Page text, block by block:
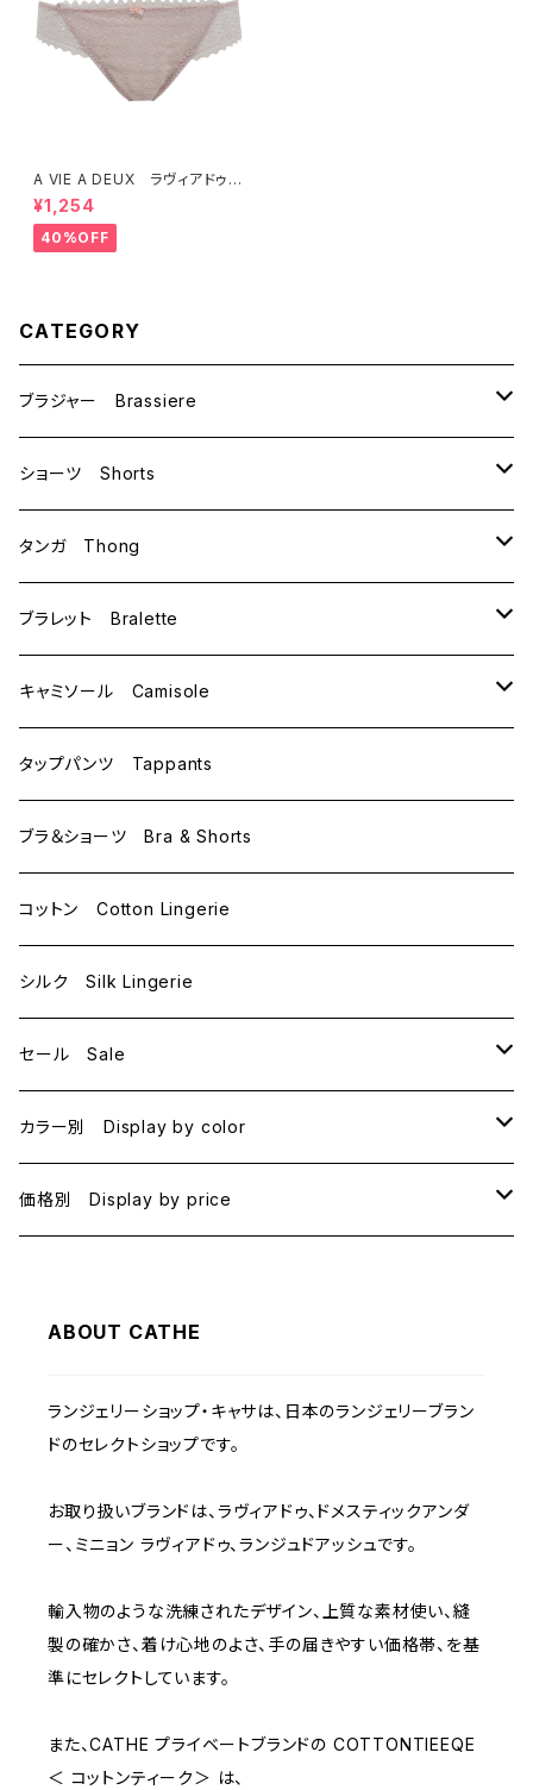
A VIE A DEUX ラヴィアドゥ
ソフトストレッチレース ショー
ツ Ｍサイズ（スモークピンク）
6122 SALE セール 送料
無料
¥1,254
40%OFF
CATEGORY
ブラジャー Brassiere
B70
B75
C65
C70
C75
D65
D70
E70
ショーツ Shorts
M
L
タンガ Thong
M
ブラレット Bralette
M
L
キャミソール Camisole
M
L
タップパンツ Tappants
ブラ＆ショーツ Bra & Shorts
コットン Cotton Lingerie
シルク Silk Lingerie
セール Sale
B70
B75
C70
C75
E70
カラー別 Display by color
BLACK
BEIGE
NAVY
YELLOW
PURPLE
価格別 Display by price
1000~
2000~
5000~
ABOUT CATHE
ランジェリーショップ・キャサは、日本のランジェリーブラン
ドのセレクトショップです。
お取り扱いブランドは、ラヴィアドゥ、ドメスティックアンダ
ー、ミニョン ラヴィアドゥ、ランジュドアッシュです。
輸入物のような洗練されたデザイン、上質な素材使い、縫
製の確かさ、着け心地のよさ、手の届きやすい価格帯、を基
準にセレクトしています。
また、CATHE プライベートブランドの COTTONTIEEQE
＜ コットンティーク＞ は、